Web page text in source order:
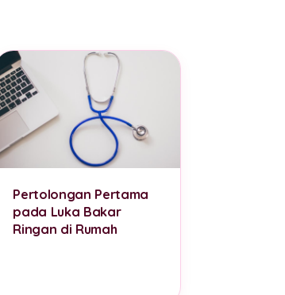
Pertolongan Pertama
pada Luka Bakar
Ringan di Rumah